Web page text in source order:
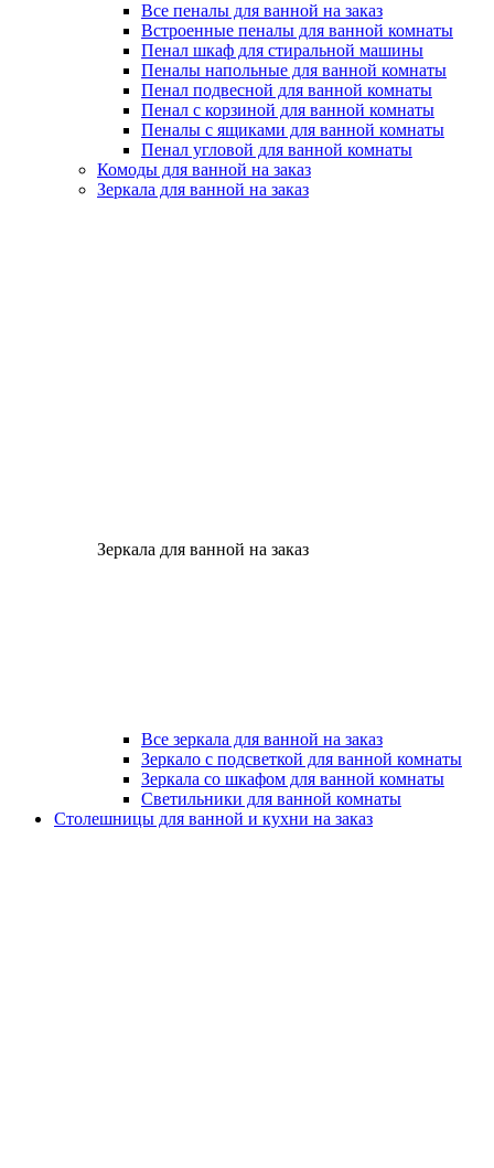
Все пеналы для ванной на заказ
Встроенные пеналы для ванной комнаты
Пенал шкаф для стиральной машины
Пеналы напольные для ванной комнаты
Пенал подвесной для ванной комнаты
Пенал с корзиной для ванной комнаты
Пеналы с ящиками для ванной комнаты
Пенал угловой для ванной комнаты
Комоды для ванной на заказ
Зеркала для ванной на заказ
Зеркала для ванной на заказ
Все зеркала для ванной на заказ
Зеркало с подсветкой для ванной комнаты
Зеркала со шкафом для ванной комнаты
Светильники для ванной комнаты
Столешницы для ванной и кухни на заказ